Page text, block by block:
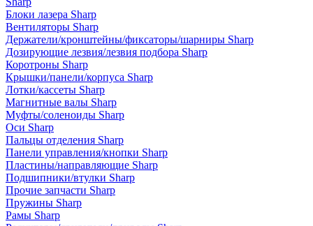
Блоки лазера Sharp
Вентиляторы Sharp
Держатели/кронштейны/фиксаторы/шарниры Sharp
Дозирующие лезвия/лезвия подбора Sharp
Коротроны Sharp
Крышки/панели/корпуса Sharp
Лотки/кассеты Sharp
Магнитные валы Sharp
Муфты/соленоиды Sharp
Оси Sharp
Пальцы отделения Sharp
Панели управления/кнопки Sharp
Пластины/направляющие Sharp
Подшипники/втулки Sharp
Прочие запчасти Sharp
Пружины Sharp
Рамы Sharp